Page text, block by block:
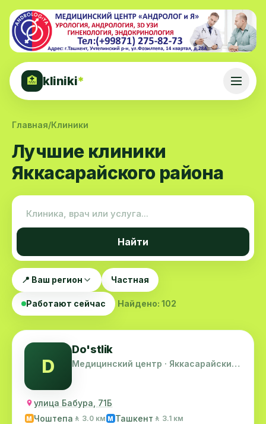
🏥 kliniki*
Главная/Клиники
Лучшие клиники
Яккасарайского района
Найти
📍 Ваш регион Частная
Работают сейчас Найдено: 102
D
Do'stlik
Медицинский центр · Яккасарайский
улица Бабура, 71Б
M Чоштепа 🚶 3.0 км M Ташкент 🚶 3.1 км